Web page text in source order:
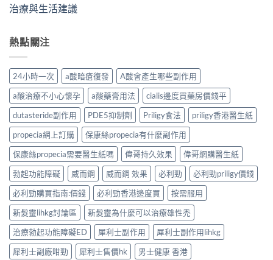
治療與生活建議
熱點關注
24小時一次 a酸暗瘡復發
A酸會產生哪些副作用
a酸治療不小心懷孕
a酸藥膏用法
cialis邊度買藥房價錢平
dutasteride副作用
PDE5抑制劑 Priligy食法
priligy香港醫生紙
propecia網上訂購
保康絲propecia有什麼副作用
保康絲propecia需要醫生紙嗎
偉哥持久效果
偉哥網購醫生紙
勃起功能障礙
威而鋼 威而鋼 效果 必利勁
必利勁priligy價錢
必利勁購買指南:價錢
必利勁香港邊度買
按需服用
新髮靈lihkg討論區
新髮靈為什麼可以治療雄性禿
治療勃起功能障礙ED
犀利士副作用
犀利士副作用lihkg
犀利士副廠咁勁
犀利士售價hk 男士健康 香港